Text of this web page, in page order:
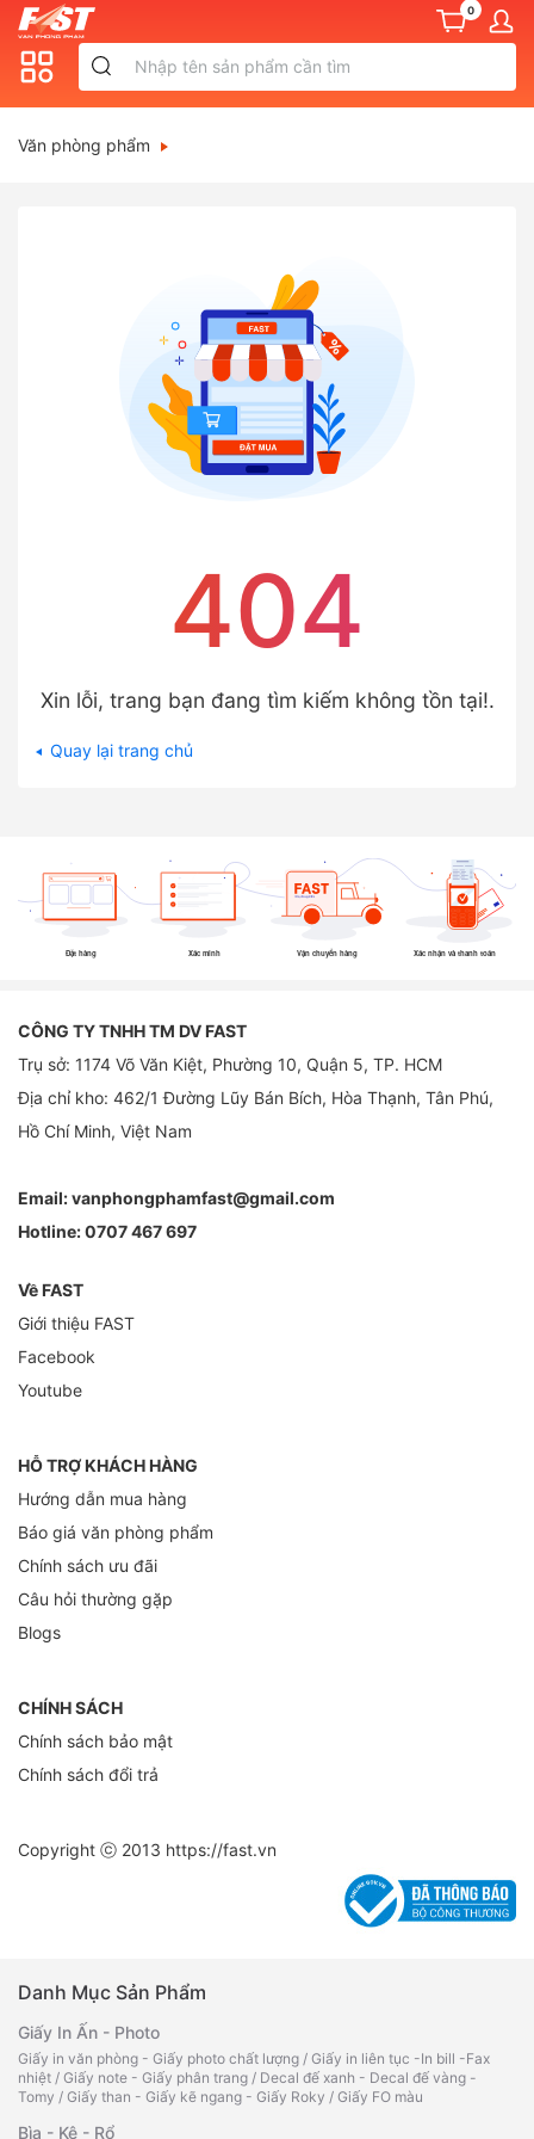
0
Văn phòng phẩm
404
Xin lỗi, trang bạn đang tìm kiếm không tồn tại!.
Quay lại trang chủ
Đặt hàng Xác minh Vận chuyển hàng Xác nhận và thanh toán
CÔNG TY TNHH TM DV FAST
Trụ sở: 1174 Võ Văn Kiệt, Phường 10, Quận 5, TP. HCM
Địa chỉ kho: 462/1 Đường Lũy Bán Bích, Hòa Thạnh, Tân Phú,
Hồ Chí Minh, Việt Nam
Email:vanphongphamfast@gmail.com
Hotline:0707 467 697
Về FAST
Giới thiệu FAST
Facebook
Youtube
HỖ TRỢ KHÁCH HÀNG
Hướng dẫn mua hàng
Báo giá văn phòng phẩm
Chính sách ưu đãi
Câu hỏi thường gặp
Blogs
CHÍNH SÁCH
Chính sách bảo mật
Chính sách đổi trả
Copyright ⓒ 2013 https://fast.vn
Danh Mục Sản Phẩm
Giấy In Ấn - Photo
Giấy in văn phòng - Giấy photo chất lượng / Giấy in liên tục -In bill -Fax
nhiệt / Giấy note - Giấy phân trang / Decal đế xanh - Decal đế vàng -
Tomy / Giấy than - Giấy kẽ ngang - Giấy Roky / Giấy FO màu
Bìa - Kệ - Rổ